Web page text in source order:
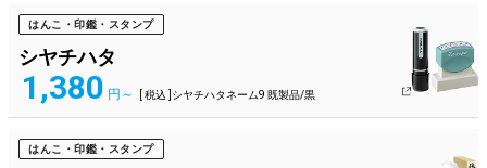
はんこ・印鑑・スタンプ
シヤチハタ
1,380 円～ [ 税込 ]シヤチハタネーム9 既製品/黒
はんこ・印鑑・スタンプ